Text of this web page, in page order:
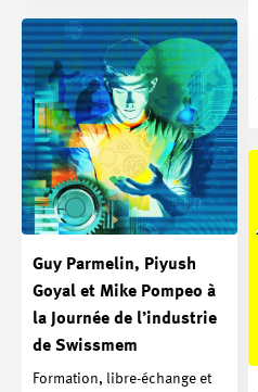
Guy Parmelin, Piyush
Goyal et Mike Pompeo à
la Journée de l’industrie
de Swissmem
Formation, libre-échange et